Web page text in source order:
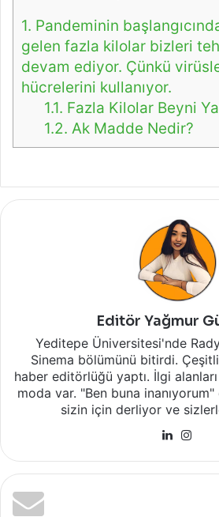
1. Pandeminin
gelen fazla kilolar bizleri
devam ediyor. Çünkü
hücrelerini kullanıyor.
1.1. Fazla Kilolar Beyni
1.2. Ak Madde Nedir?
Editör Yağmur
Yeditepe Üniversitesi'nde
Sinema bölümünü bitirdi.
haber editörlüğü yaptı. İlgi
moda var. "Ben buna
sizin için derliyor ve
LinkedIn